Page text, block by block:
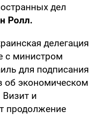
дел
Ролл.
делегация
с министром
для подписания
об экономическом
Визит и
продолжение